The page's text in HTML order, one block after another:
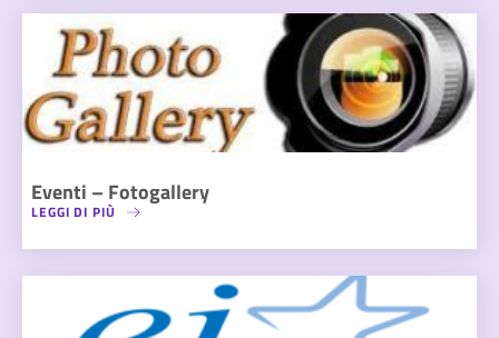
Eventi – Fotogallery
LEGGI DI PIÙ